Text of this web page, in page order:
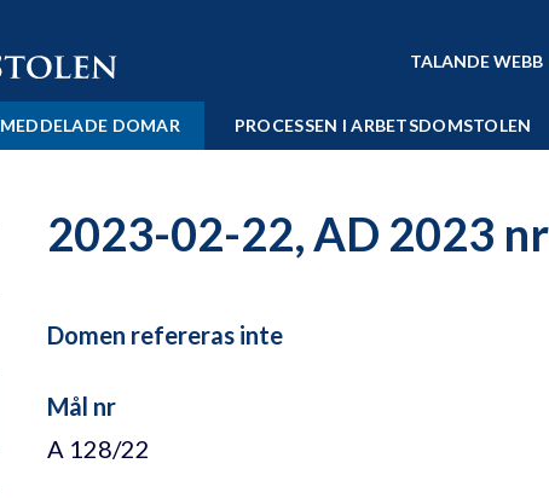
TALANDE WEBB
MEDDELADE DOMAR PROCESSEN I ARBETSDOMSTOLEN
2023-02-22, AD 2023
Domen refereras inte
Mål nr
A 128/22